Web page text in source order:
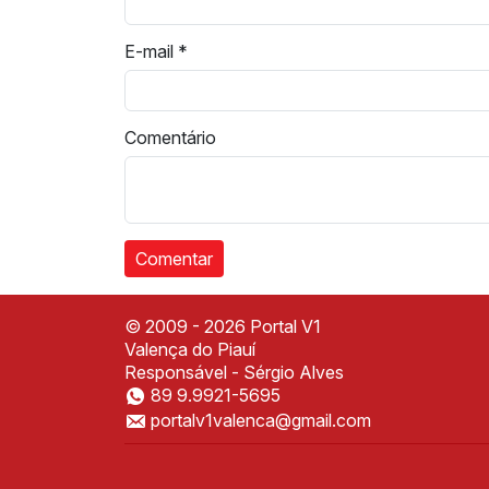
E-mail *
Comentário
© 2009 - 2026 Portal V1
Valença do Piauí
Responsável - Sérgio Alves
89 9.9921-5695
portalv1valenca@gmail.com